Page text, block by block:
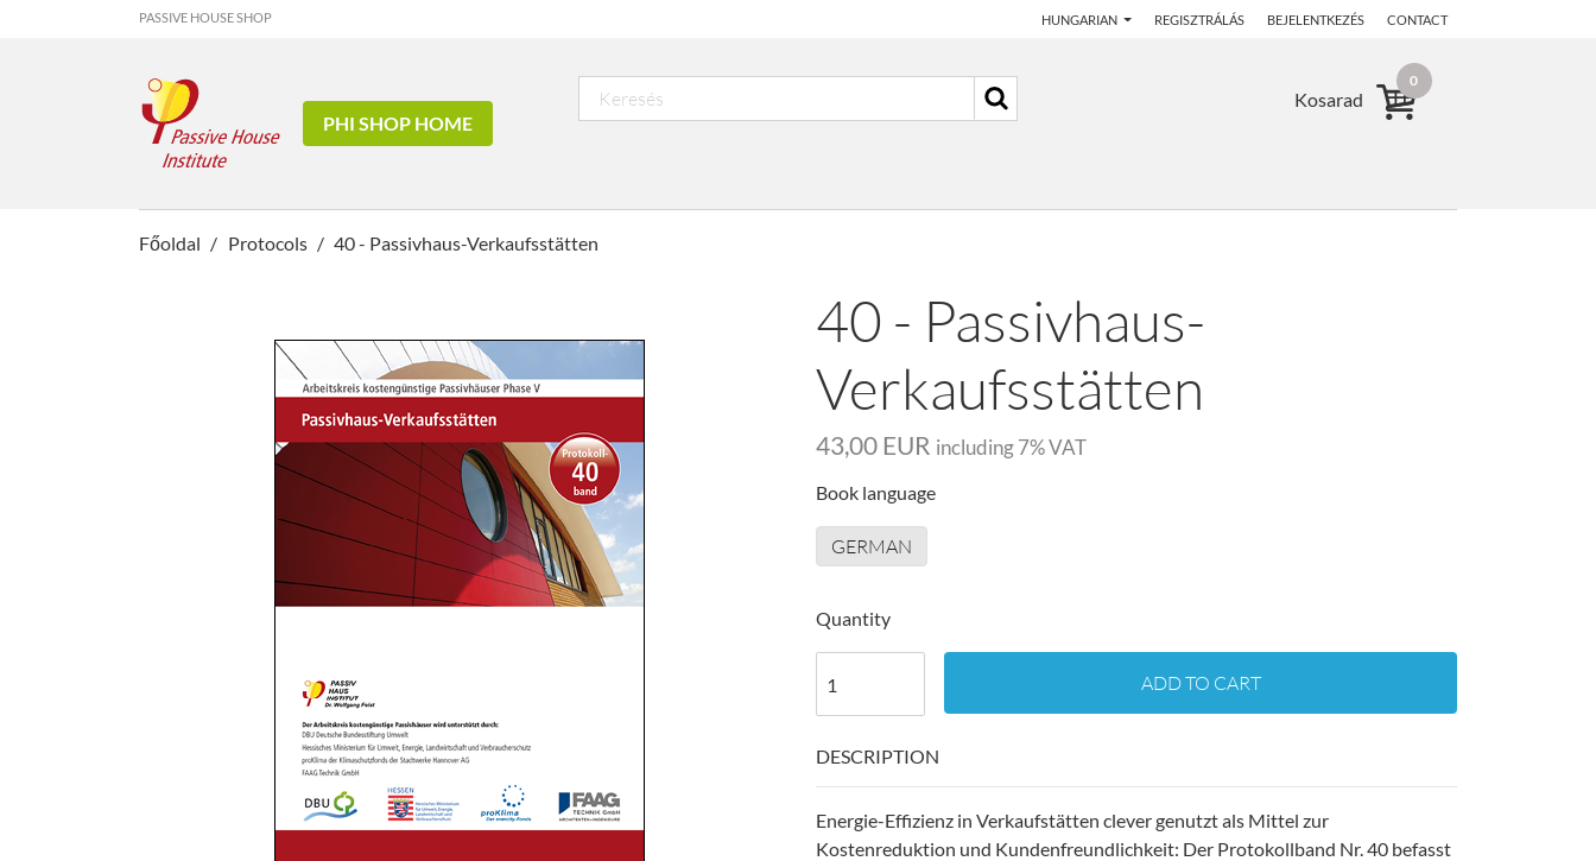
PASSIVE HOUSE SHOP HUNGARIAN REGISZTRÁLÁS BEJELENTKEZÉS CONTACT
PHI SHOP HOME
Kosarad
0
Főoldal Protocols 40 - Passivhaus-Verkaufsstätten
40 - Passivhaus-
Verkaufsstätten
43,00 EUR including 7% VAT
Book language
GERMAN
Quantity
ADD TO CART
DESCRIPTION
Energie-Effizienz in Verkaufstätten clever genutzt als Mittel zur
Kostenreduktion und Kundenfreundlichkeit: Der Protokollband Nr. 40 befasst